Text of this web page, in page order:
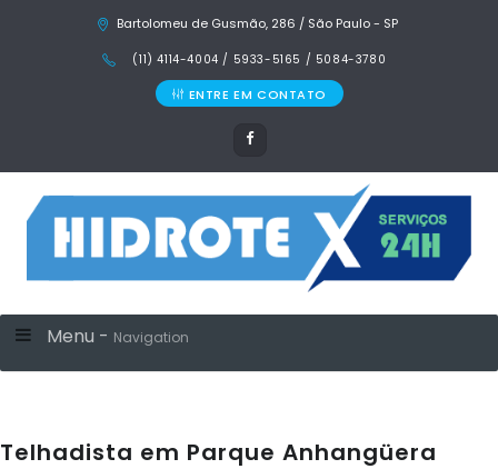
Bartolomeu de Gusmão, 286 / São Paulo - SP
(11) 4114-4004 / 5933-5165 / 5084-3780
ENTRE EM CONTATO
Menu - Navigation
Telhadista em Parque Anhangüera